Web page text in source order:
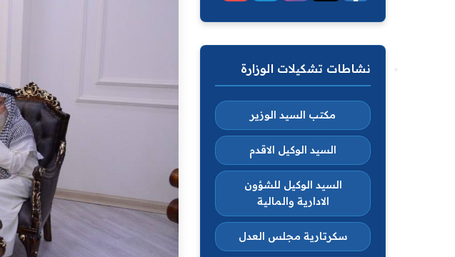
نشاطات تشكيلات الوزارة
مكتب السيد الوزير
السيد الوكيل الاقدم
السيد الوكيل للشؤون
الادارية والمالية
سكرتارية مجلس العدل